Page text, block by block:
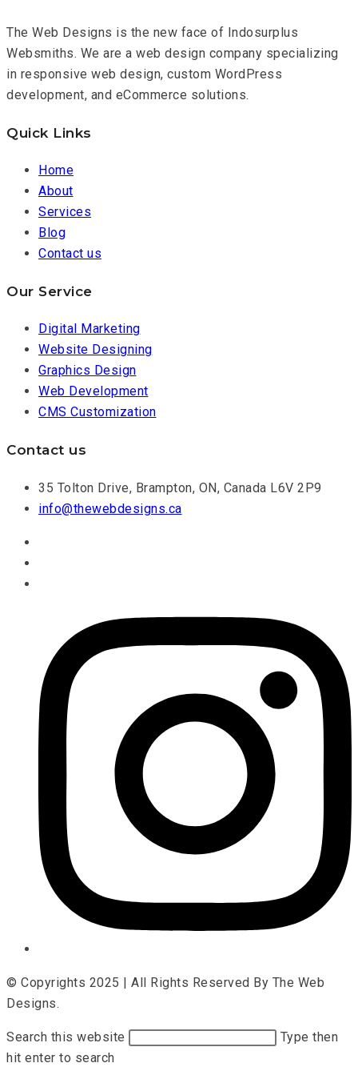
The Web Designs is the new face of Indosurplus
Websmiths. We are a web design company specializing
in responsive web design, custom WordPress
development, and eCommerce solutions.
Quick Links
Home
About
Services
Blog
Contact us
Our Service
Digital Marketing
Website Designing
Graphics Design
Web Development
CMS Customization
Contact us
35 Tolton Drive, Brampton, ON, Canada L6V 2P9
info@thewebdesigns.ca
© Copyrights 2025 | All Rights Reserved By The Web
Designs.
Search this website
Type then
hit enter to search